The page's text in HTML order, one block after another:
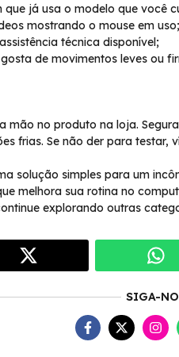
que já usa o modelo que você
mostrando o mouse em uso;
técnica disponível;
de movimentos leves ou
mão no produto na loja.
frias. Se não der para testar,
solução simples para um
melhora sua rotina no
explorando outras
SIGA-